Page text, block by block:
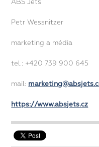
ABS Jets
Petr Wessnitzer
marketing a média
tel.: +420 739 900 645
mail:
https://www.absjets.cz